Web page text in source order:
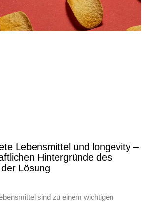
Lebensmittel und longevity –
Hintergründe des
Lösung
sind zu einem wichtigen